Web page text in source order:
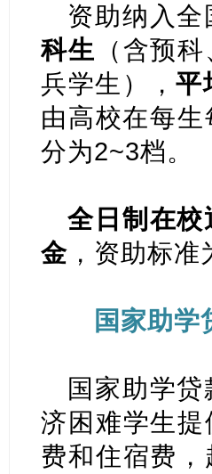
资助纳入
科生 （含预
兵学生），平
由高校在每
分为2~3档。
全日制在
金 ，资助标
国家助学
国家助学
济困难学生
费和住宿费